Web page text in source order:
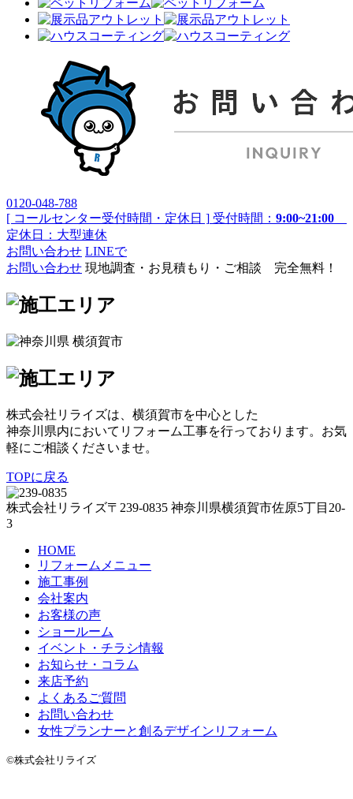
0120-048-788
[ コールセンター受付時間・定休日 ] 受付時間： 9:00~21:00
定休日：大型連休
お問い合わせ LINEで
お問い合わせ 現地調査・お見積もり・ご相談 完全無料！
株式会社リライズは、横須賀市を中心とした
神奈川県内においてリフォーム工事を行っております。お気
軽にご相談くださいませ。
TOPに戻る
株式会社リライズ〒239-0835 神奈川県横須賀市佐原5丁目20-
3
HOME
リフォームメニュー
施工事例
会社案内
お客様の声
ショールーム
イベント・チラシ情報
お知らせ・コラム
来店予約
よくあるご質問
お問い合わせ
女性プランナーと創るデザインリフォーム
©株式会社リライズ